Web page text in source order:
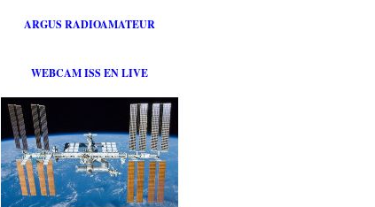
ARGUS RADIOAMATEUR
WEBCAM ISS EN LIVE